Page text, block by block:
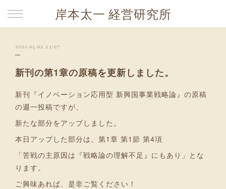
岸本太一 経営研究所
2021.05.02 23:07
新刊の第1章の原稿を更新しました。
新刊『イノベーション応用型 新興国事業戦略論』の原稿
の週一投稿ですが、
新たな部分をアップしました。
本日アップした部分は、第1章 第1節 第4項
「苦戦の主原因は『戦略論の理解不足』にもあり」とな
ります。
ご興味あれば、是非ご覧ください！